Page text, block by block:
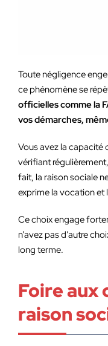
Toute négligence
ce phénomène se
officielles comme la
vos démarches,
Vous avez la capacité
vérifiant
fait, la raison sociale
exprime la vocation et
Ce choix engage
n’avez pas d’autre
long terme.
Foire aux
raison